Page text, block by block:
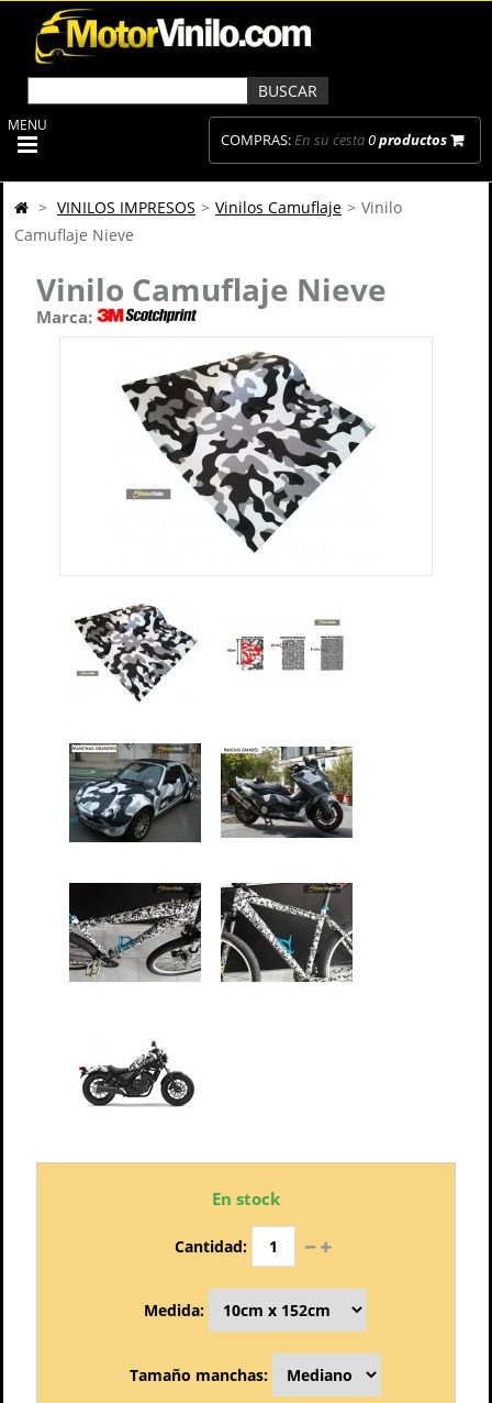
COMPRAS:En su cesta0productos
MENU
> VINILOS IMPRESOS > Vinilos Camuflaje > Vinilo
Camuflaje Nieve
Vinilo Camuflaje Nieve
Marca:
En stock
Cantidad:
Medida:
Tamaño manchas: